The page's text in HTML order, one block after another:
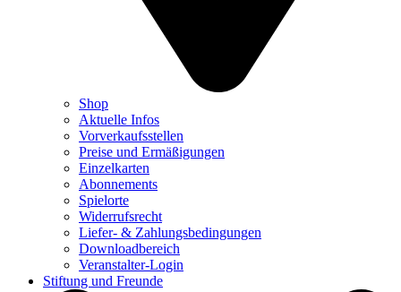
Shop
Aktuelle Infos
Vorverkaufsstellen
Preise und Ermäßigungen
Einzelkarten
Abonnements
Spielorte
Widerrufsrecht
Liefer- & Zahlungsbedingungen
Downloadbereich
Veranstalter-Login
Stiftung und Freunde